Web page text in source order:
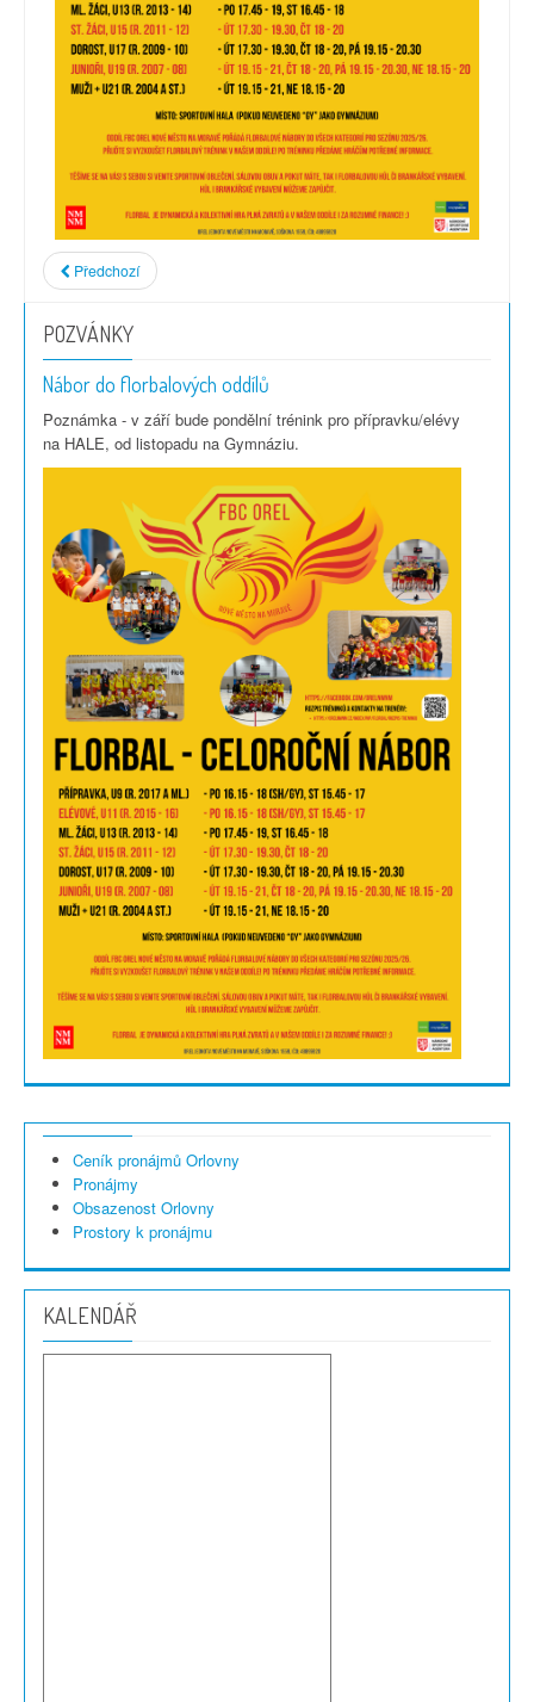
Předchozí
POZVÁNKY
Nábor do florbalových oddílů
Poznámka - v září bude pondělní trénink pro přípravku/elévy
na HALE, od listopadu na Gymnáziu.
Ceník pronájmů Orlovny
Pronájmy
Obsazenost Orlovny
Prostory k pronájmu
KALENDÁŘ